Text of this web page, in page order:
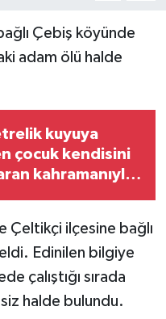
Çebiş köyünde
adam ölü halde
kuyuya
çocuk kendisini
kahramanıyla
Çeltikçi ilçesine bağlı
Edinilen bilgiye
çalıştığı sırada
halde bulundu.